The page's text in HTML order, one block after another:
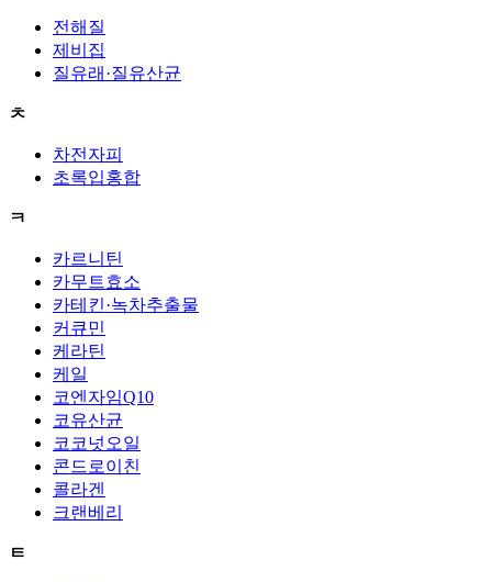
전해질
제비집
질유래·질유산균
ㅊ
차전자피
초록입홍합
ㅋ
카르니틴
카무트효소
카테킨·녹차추출물
커큐민
케라틴
케일
코엔자임Q10
코유산균
코코넛오일
콘드로이친
콜라겐
크랜베리
ㅌ